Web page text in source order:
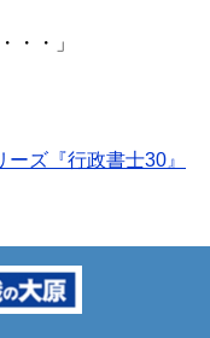
・・」
ーズ『行政書士30』